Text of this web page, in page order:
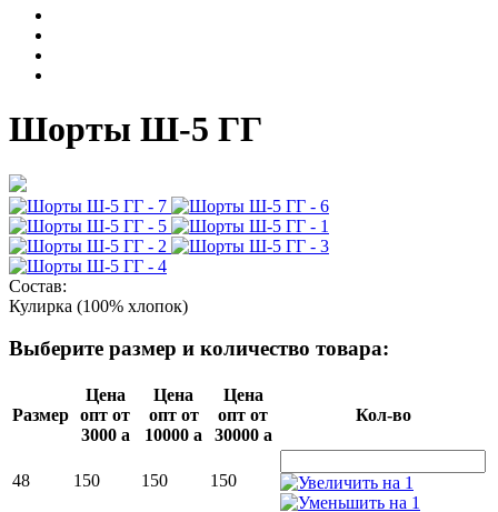
Шорты Ш-5 ГГ
Состав:
Кулирка (100% хлопок)
Выберите размер и количество товара:
Размер
Цена
опт от
3000 a
Цена
опт от
10000 a
Цена
опт от
30000 a
Кол-во
48 150 150 150